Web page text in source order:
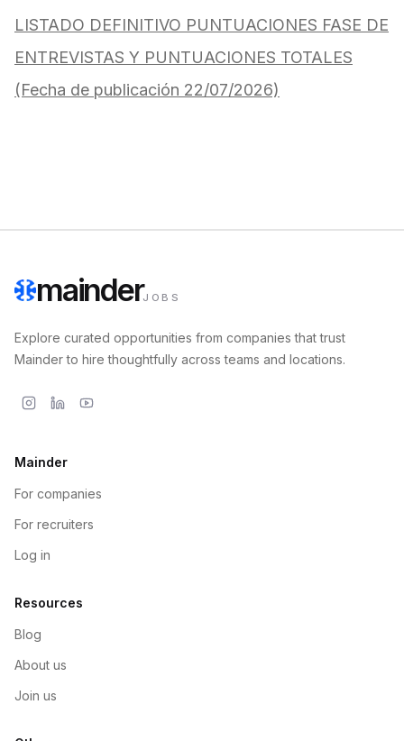
LISTADO DEFINITIVO PUNTUACIONES FASE DE
ENTREVISTAS Y PUNTUACIONES TOTALES
(Fecha de publicación 22/07/2026)
mainderJOBS
Explore curated opportunities from companies that trust
Mainder to hire thoughtfully across teams and locations.
Mainder
For companies
For recruiters
Log in
Resources
Blog
About us
Join us